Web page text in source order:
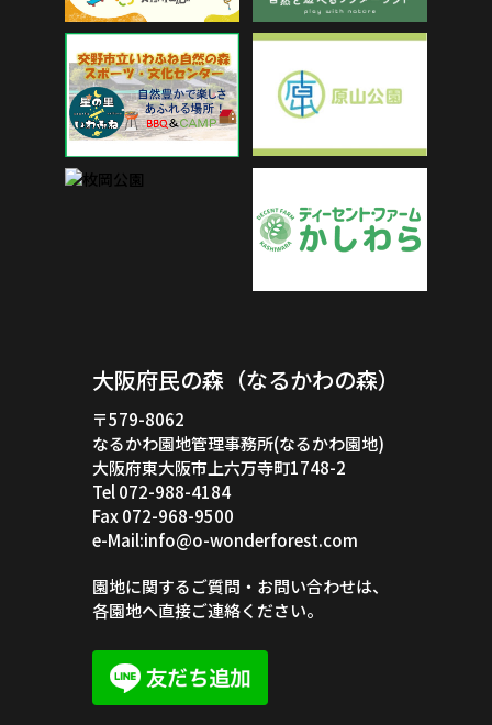
大阪府民の森（なるかわの森）
〒579-8062
なるかわ園地管理事務所(なるかわ園地)
大阪府東大阪市上六万寺町1748-2
Tel 072-988-4184
Fax 072-968-9500
e-Mail:info@o-wonderforest.com
園地に関するご質問・お問い合わせは、
各園地へ直接ご連絡ください。